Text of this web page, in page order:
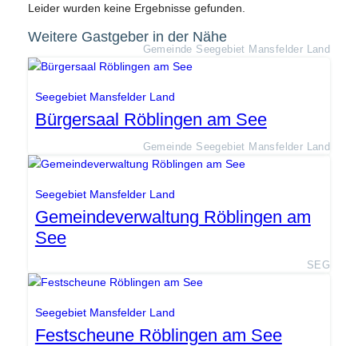
Leider wurden keine Ergebnisse gefunden.
Weitere Gastgeber in der Nähe
Gemeinde Seegebiet Mansfelder Land
Seegebiet Mansfelder Land
Bürgersaal Röblingen am See
Gemeinde Seegebiet Mansfelder Land
Seegebiet Mansfelder Land
Gemeindeverwaltung Röblingen am
See
SEG
Seegebiet Mansfelder Land
Festscheune Röblingen am See